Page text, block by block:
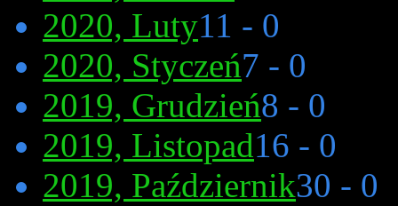
2020, Luty11 - 0
2020, Styczeń7 - 0
2019, Grudzień8 - 0
2019, Listopad16 - 0
2019, Październik30 - 0